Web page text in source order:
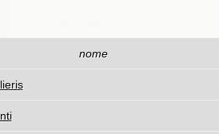
nome